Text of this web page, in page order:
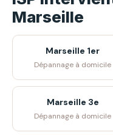
Marseille
Marseille 1er
Dépannage à domicile
Marseille 3e
Dépannage à domicile